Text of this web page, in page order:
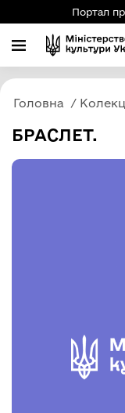
Портал
Головна
БРАСЛЕТ.